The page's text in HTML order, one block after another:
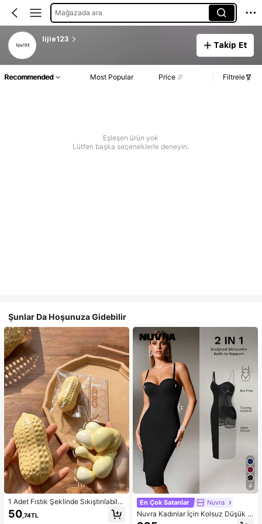
Mağazada ara
lijie123
Takip Et
Recommended Most Popular Price Filtrele
Eşleşen ürün yok
Lütfen başka seçeneklerle deneyin.
Şunlar Da Hoşunuza Gidebilir
1 Adet Fıstık Şeklinde Sıkıştırılabilir
Stres Oyuncağı, Ofis Rahatlaması v
e Parti Etkileşimi İçin Uygun, Doğu
50 ,74TL
4
En Çok Satanlar Nuvra
Nuvra Kadınlar İçin Kolsuz Düşük K
esimli Çift Katmanlı Karın Toparlayı